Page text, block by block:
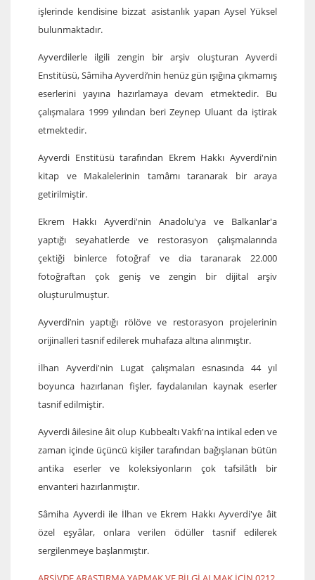
işlerinde kendisine bizzat asistanlık yapan Aysel Yüksel
bulunmaktadır.
Ayverdilerle ilgili zengin bir arşiv oluşturan Ayverdi
Enstitüsü, Sâmiha Ayverdi’nin henüz gün ışığına çıkmamış
eserlerini yayına hazırlamaya devam etmektedir. Bu
çalışmalara 1999 yılından beri Zeynep Uluant da iştirak
etmektedir.
Ayverdi Enstitüsü tarafından Ekrem Hakkı Ayverdi'nin
kitap ve Makalelerinin tamâmı taranarak bir araya
getirilmiştir.
Ekrem Hakkı Ayverdi'nin Anadolu'ya ve Balkanlar'a
yaptığı seyahatlerde ve restorasyon çalışmalarında
çektiği binlerce fotoğraf ve dia taranarak 22.000
fotoğraftan çok geniş ve zengin bir dijital arşiv
oluşturulmuştur.
Ayverdi’nin yaptığı rölöve ve restorasyon projelerinin
orijinalleri tasnif edilerek muhafaza altına alınmıştır.
İlhan Ayverdi'nin Lugat çalışmaları esnasında 44 yıl
boyunca hazırlanan fişler, faydalanılan kaynak eserler
tasnif edilmiştir.
Ayverdi âilesine âit olup Kubbealtı Vakfı'na intikal eden ve
zaman içinde üçüncü kişiler tarafından bağışlanan bütün
antika eserler ve koleksiyonların çok tafsilâtlı bir
envanteri hazırlanmıştır.
Sâmiha Ayverdi ile İlhan ve Ekrem Hakkı Ayverdi'ye âit
özel eşyâlar, onlara verilen ödüller
tasnif edilerek
sergilenmeye başlanmıştır.